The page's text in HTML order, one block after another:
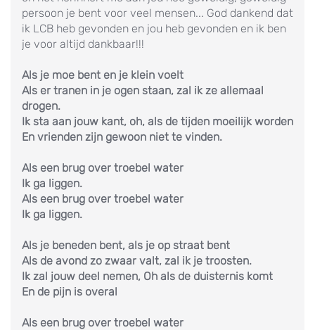
persoon je bent voor veel mensen... God dankend dat
ik LCB heb gevonden en jou heb gevonden en ik ben
je voor altijd dankbaar!!!
Als je moe bent en je klein voelt
Als er tranen in je ogen staan, zal ik ze allemaal
drogen.
Ik sta aan jouw kant, oh, als de tijden moeilijk worden
En vrienden zijn gewoon niet te vinden.
Als een brug over troebel water
Ik ga liggen.
Als een brug over troebel water
Ik ga liggen.
Als je beneden bent, als je op straat bent
Als de avond zo zwaar valt, zal ik je troosten.
Ik zal jouw deel nemen, Oh als de duisternis komt
En de pijn is overal
Als een brug over troebel water